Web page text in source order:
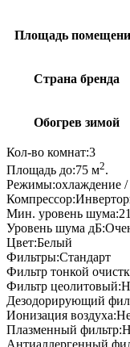
Площадь
Страна бренда
Обогрев зимой
Кол-во комнат:3
Площадь до:75 м2.
Режимы:охлаждение /
Компрессор:
Мин. уровень шума:21
Уровень шума дБ:
Цвет:Белый
Фильтры:Cтандарт
Фильтр тонкой
Фильтр цеолитовый:
Дезодорирующий
Ионизация воздуха:
Плазменный фильтр: